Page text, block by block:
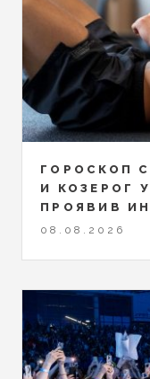
ГОРОСКОП
И КОЗЕРОГ
ПРОЯВИВ
08.08.2026